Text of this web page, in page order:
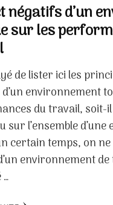
négatifs d’un
sur les
de lister ici les
environnement
du travail, soit-
sur l’ensemble
certain temps, on
environnement